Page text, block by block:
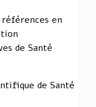
en
de Santé
de Santé